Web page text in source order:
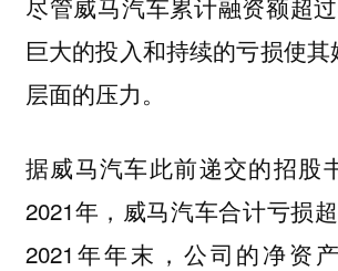
尽管威马汽车累计融资额超
巨大的投入和持续的亏损使
层面的压力。
据威马汽车此前递交的招股
2021年，威马汽车合计亏损
2021年年末，公司的净资